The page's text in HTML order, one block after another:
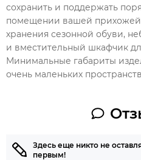
сохранить и поддержать
помещении вашей
хранения сезонной обуви,
и вместительный шкафчик
Минимальные габариты
очень маленьких
Здесь еще никто не
первым!